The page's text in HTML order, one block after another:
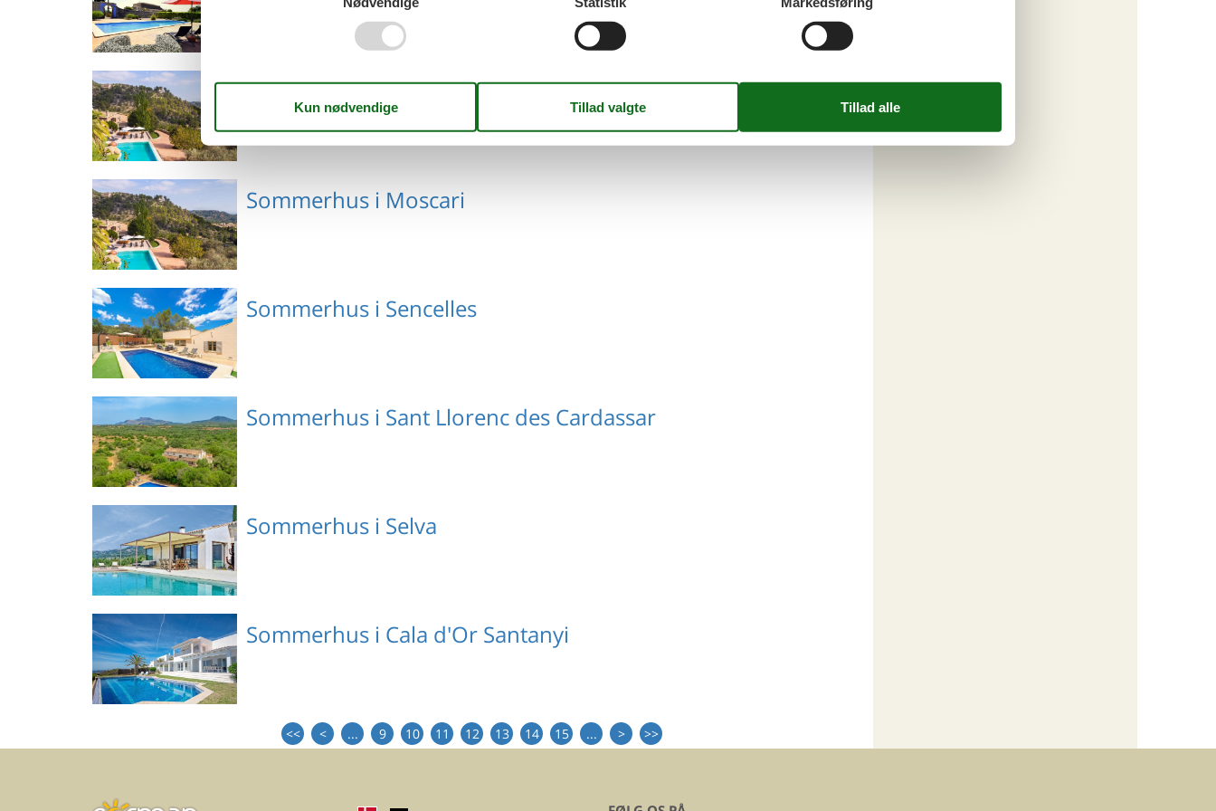
Emne nr.: 535-291247 Sommerhus i Caimari
Emne nr.: 306-
ES8352.108.1
Sommerhus i Moscari
Emne nr.: 306-
ES8352.108.1
Sommerhus i Sencelles
Emne nr.: 306-
ES8346.112.1
Sommerhus i Sant Llorenc des Cardassar
Emne nr.: 147-EMI630 Sommerhus i Selva
Emne nr.: 147-EMA109 Sommerhus i Cala d'Or Santanyi
<< < ... 9 10 11 12 13 14 15 ... > >>